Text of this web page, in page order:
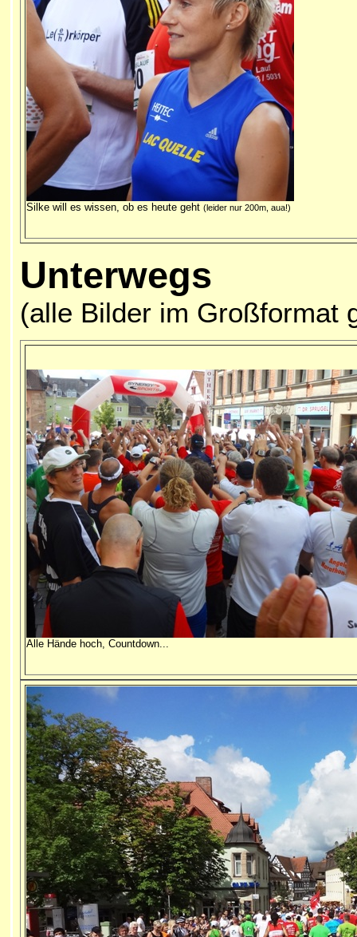
Silke will es wissen, ob es heute geht (leider nur 200m, aua!)
Unterwegs
(alle Bilder im Großformat
Alle Hände hoch, Countdown...